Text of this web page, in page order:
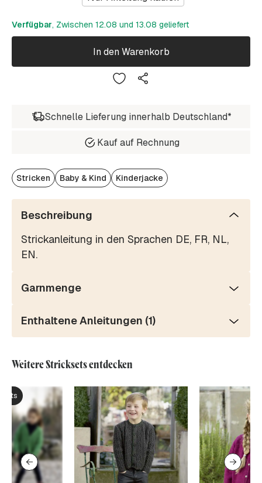
Verfügbar, Zwischen 12.08 und 13.08 geliefert
In den Warenkorb
Schnelle Lieferung innerhalb Deutschland*
Kauf auf Rechnung
Stricken Baby & Kind Kinderjacke
Beschreibung
Strickanleitung in den Sprachen DE, FR, NL,
EN.
Garnmenge
Enthaltene Anleitungen (1)
Weitere Stricksets entdecken